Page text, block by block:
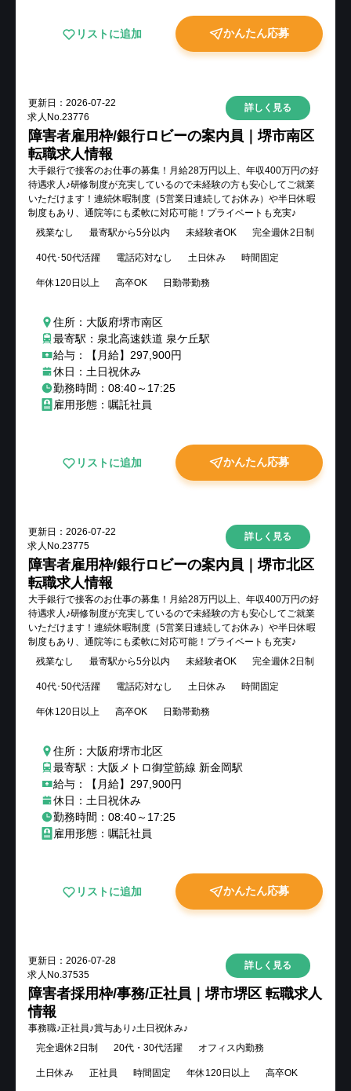
リストに追加 かんたん応募
更新日： 2026-07-22
求人No. 23776
詳しく見る
障害者雇用枠/銀行ロビーの案内員｜堺市南区
転職求人情報
大手銀行で接客のお仕事の募集！月給28万円以上、年収400万円の好
待遇求人♪研修制度が充実しているので未経験の方も安心してご就業
いただけます！連続休暇制度（5営業日連続してお休み）や半日休暇
制度もあり、通院等にも柔軟に対応可能！プライベートも充実♪
残業なし
最寄駅から5分以内 未経験者OK 完全週休2日制
40代･50代活躍 電話応対なし 土日休み 時間固定
年休120日以上 高卒OK 日勤帯勤務
住所：大阪府堺市南区
最寄駅：泉北高速鉄道 泉ケ丘駅
給与：【月給】297,900円
休日：土日祝休み
勤務時間：08:40～17:25
雇用形態：嘱託社員
リストに追加 かんたん応募
更新日： 2026-07-22
求人No. 23775
詳しく見る
障害者雇用枠/銀行ロビーの案内員｜堺市北区
転職求人情報
大手銀行で接客のお仕事の募集！月給28万円以上、年収400万円の好
待遇求人♪研修制度が充実しているので未経験の方も安心してご就業
いただけます！連続休暇制度（5営業日連続してお休み）や半日休暇
制度もあり、通院等にも柔軟に対応可能！プライベートも充実♪
残業なし
最寄駅から5分以内 未経験者OK 完全週休2日制
40代･50代活躍 電話応対なし 土日休み 時間固定
年休120日以上 高卒OK 日勤帯勤務
住所：大阪府堺市北区
最寄駅：大阪メトロ御堂筋線 新金岡駅
給与：【月給】297,900円
休日：土日祝休み
勤務時間：08:40～17:25
雇用形態：嘱託社員
リストに追加 かんたん応募
更新日： 2026-07-28
求人No. 37535
詳しく見る
障害者採用枠/事務/正社員｜堺市堺区 転職求人
情報
事務職♪正社員♪賞与あり♪土日祝休み♪
完全週休2日制
20代・30代活躍 オフィス内勤務
土日休み 正社員 時間固定 年休120日以上 高卒OK